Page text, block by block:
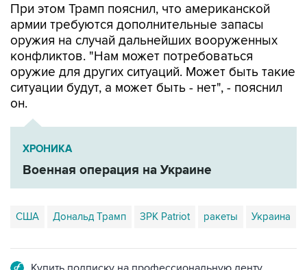
При этом Трамп пояснил, что американской
армии требуются дополнительные запасы
оружия на случай дальнейших вооруженных
конфликтов. "Нам может потребоваться
оружие для других ситуаций. Может быть такие
ситуации будут, а может быть - нет", - пояснил
он.
ХРОНИКА
Военная операция на Украине
США Дональд Трамп ЗРК Patriot ракеты Украина